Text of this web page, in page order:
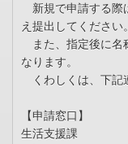
新規で申請する際
え提出してください。
また、指定後に名
なります。
くわしくは、下記
【申請窓口】
生活支援課